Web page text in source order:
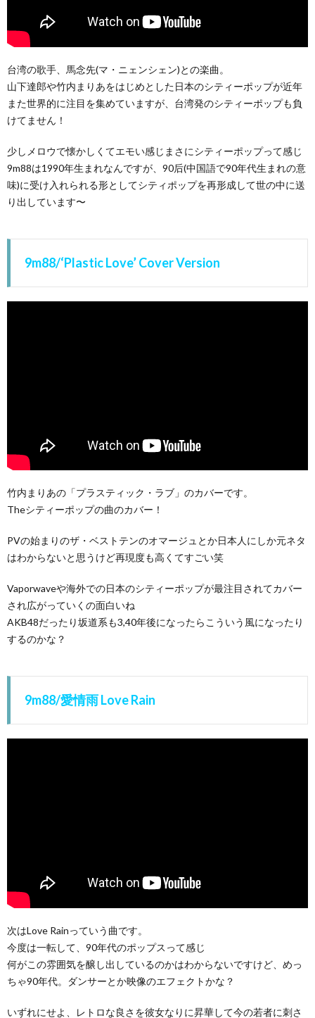
台湾の歌手、馬念先(マ・ニェンシェン)との楽曲。
山下達郎や竹内まりあをはじめとした日本のシティーポップが近年
また世界的に注目を集めていますが、台湾発のシティーポップも負
けてません！
少しメロウで懐かしくてエモい感じまさにシティーポップって感じ
9m88は1990年生まれなんですが、90后(中国語で90年代生まれの意
味)に受け入れられる形としてシティポップを再形成して世の中に送
り出しています〜
9m88/‘Plastic Love’ Cover Version
竹内まりあの「プラスティック・ラブ」のカバーです。
Theシティーポップの曲のカバー！
PVの始まりのザ・ベストテンのオマージュとか日本人にしか元ネタ
はわからないと思うけど再現度も高くてすごい笑
Vaporwaveや海外での日本のシティーポップが最注目されてカバー
され広がっていくの面白いね
AKB48だったり坂道系も3,40年後になったらこういう風になったり
するのかな？
9m88/愛情雨 Love Rain
次はLove Rainっていう曲です。
今度は一転して、90年代のポップスって感じ
何がこの雰囲気を醸し出しているのかはわからないですけど、めっ
ちゃ90年代。ダンサーとか映像のエフェクトかな？
いずれにせよ、レトロな良さを彼女なりに昇華して今の若者に刺さ